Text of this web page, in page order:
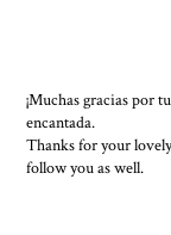
¡Muchas gracias por
encantada.
Thanks for your
follow you as well.